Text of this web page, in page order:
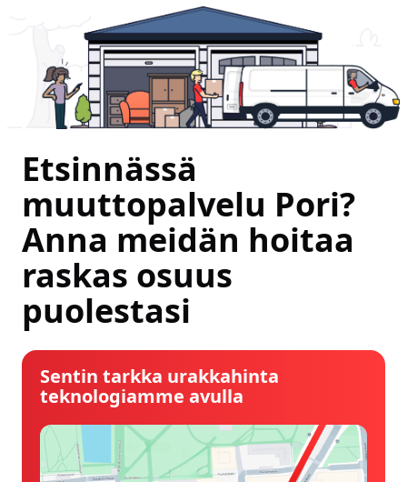
Etsinnässä
muuttopalvelu Pori?
Anna meidän hoitaa
raskas osuus
puolestasi
Sentin tarkka urakkahinta
teknologiamme avulla